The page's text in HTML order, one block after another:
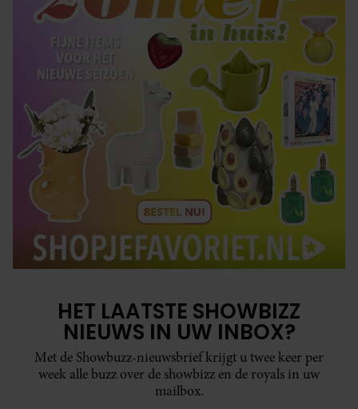
HET LAATSTE SHOWBIZZ
NIEUWS IN UW INBOX?
Met de Showbuzz-nieuwsbrief krijgt u twee keer per
week alle buzz over de showbizz en de royals in uw
mailbox.